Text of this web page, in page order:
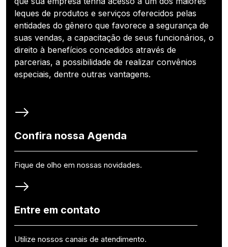
leques de produtos e serviços oferecidos pelas
entidades do gênero que favorece a segurança de
suas vendas, a capacitação de seus funcionários, o
direito à benefícios concedidos através de
parcerias, a possibilidade de realizar convênios
especiais, dentre outras vantagens.
Confira nossa Agenda
Fique de olho em nossas novidades.
Entre em contato
Utilize nossos canais de atendimento.